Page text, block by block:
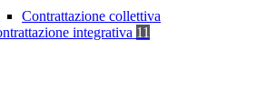
Contrattazione collettiva
integrativa 11